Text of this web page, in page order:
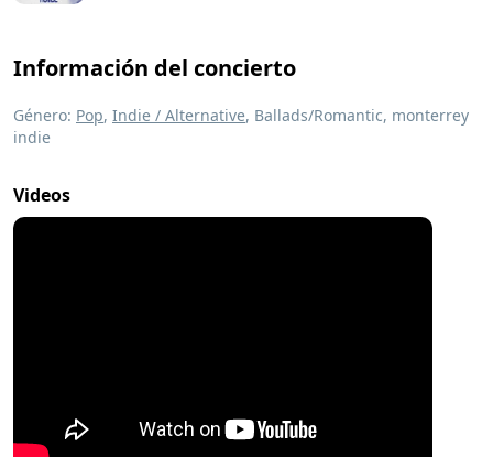
Información del concierto
Género: Pop, Indie / Alternative, Ballads/Romantic, monterrey
indie
Videos